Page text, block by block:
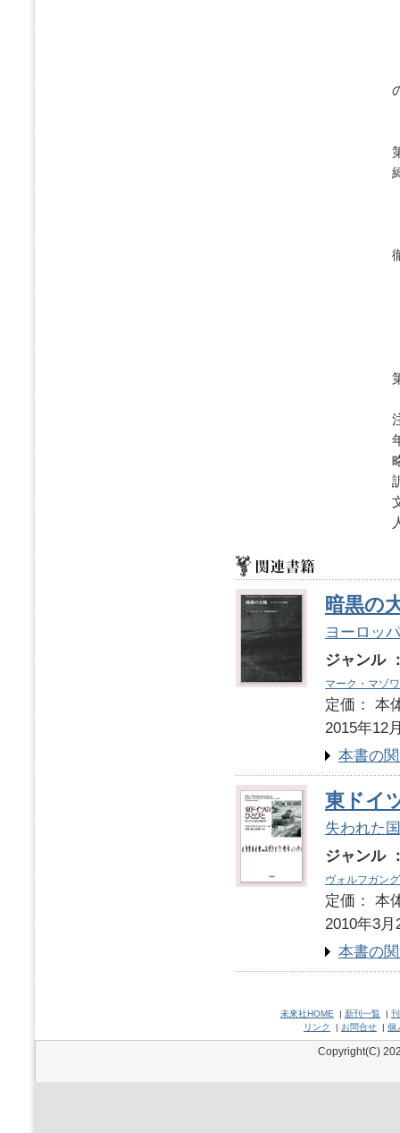
暗黒の
ヨーロッ
ジャンル
マーク・マゾ
定価：
2015年12
本書の
東ドイ
失われた
ジャンル
ヴォルフガン
定価：
2010年3月
本書の
未來社HOME | 新刊一覧 |
リンク
| お問合せ | 個
Copyright(C)